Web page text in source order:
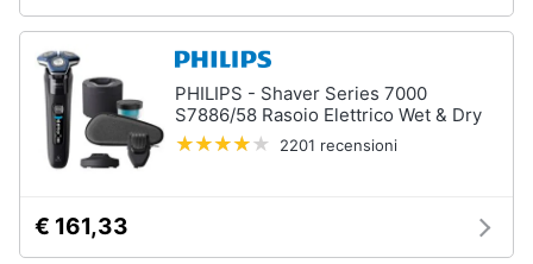
PHILIPS - Shaver Series 7000
S7886/58 Rasoio Elettrico Wet & Dry
2201 recensioni
€ 161,33